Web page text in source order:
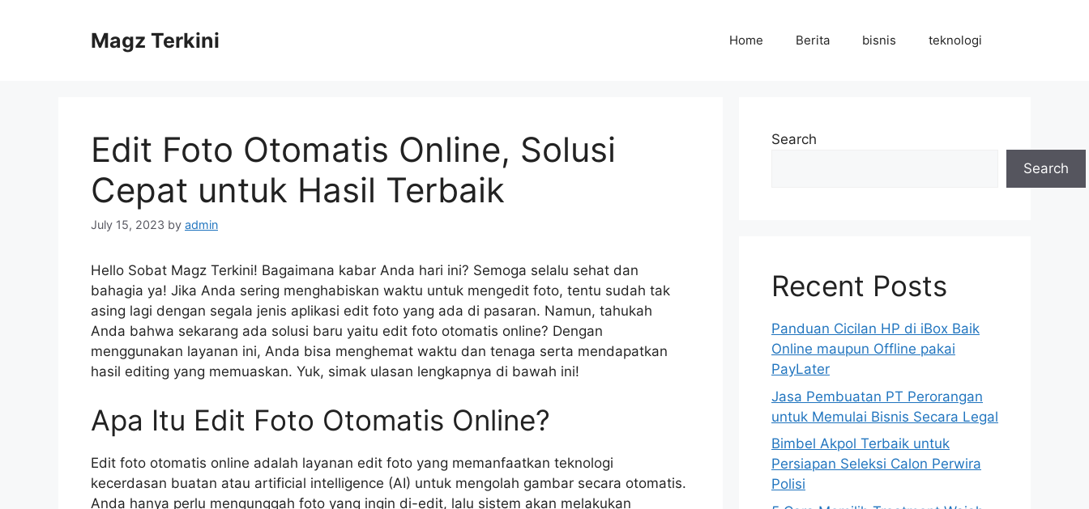
Magz Terkini Home Berita bisnis teknologi
Edit Foto Otomatis Online, Solusi
Cepat untuk Hasil Terbaik
July 15, 2023 by admin
Hello Sobat Magz Terkini! Bagaimana kabar Anda hari ini? Semoga selalu sehat dan
bahagia ya! Jika Anda sering menghabiskan waktu untuk mengedit foto, tentu sudah tak
asing lagi dengan segala jenis aplikasi edit foto yang ada di pasaran. Namun, tahukah
Anda bahwa sekarang ada solusi baru yaitu edit foto otomatis online? Dengan
menggunakan layanan ini, Anda bisa menghemat waktu dan tenaga serta mendapatkan
hasil editing yang memuaskan. Yuk, simak ulasan lengkapnya di bawah ini!
Apa Itu Edit Foto Otomatis Online?
Edit foto otomatis online adalah layanan edit foto yang memanfaatkan teknologi
kecerdasan buatan atau artificial intelligence (AI) untuk mengolah gambar secara otomatis.
Anda hanya perlu mengunggah foto yang ingin di-edit, lalu sistem akan melakukan
Search
Search
Recent Posts
Panduan Cicilan HP di iBox Baik
Online maupun Offline pakai
PayLater
Jasa Pembuatan PT Perorangan
untuk Memulai Bisnis Secara Legal
Bimbel Akpol Terbaik untuk
Persiapan Seleksi Calon Perwira
Polisi